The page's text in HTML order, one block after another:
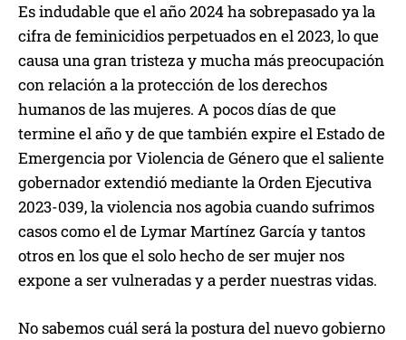
Es indudable que el año 2024 ha sobrepasado ya la
cifra de feminicidios perpetuados en el 2023, lo que
causa una gran tristeza y mucha más preocupación
con relación a la protección de los derechos
humanos de las mujeres. A pocos días de que
termine el año y de que también expire el Estado de
Emergencia por Violencia de Género que el saliente
gobernador extendió mediante la Orden Ejecutiva
2023-039, la violencia nos agobia cuando sufrimos
casos como el de Lymar Martínez García y tantos
otros en los que el solo hecho de ser mujer nos
expone a ser vulneradas y a perder nuestras vidas.
No sabemos cuál será la postura del nuevo gobierno